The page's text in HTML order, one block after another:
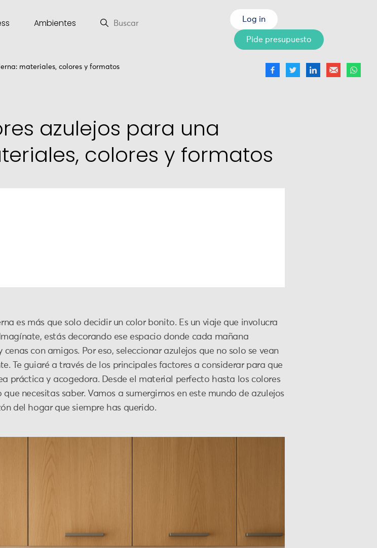
Ambientes Log in
Pide presupuesto
materiales, colores y formatos
azulejos para una
colores y formatos
es más que solo decidir un color bonito. Es un viaje que involucra
estás decorando ese espacio donde cada mañana
con amigos. Por eso, seleccionar azulejos que no solo se vean
Te guiaré a través de los principales factores a considerar para que
práctica y acogedora. Desde el material perfecto hasta los colores
necesitas saber. Vamos a sumergirnos en este mundo de azulejos
del hogar que siempre has querido.